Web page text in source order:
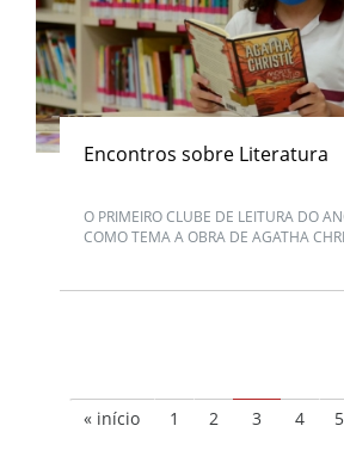
Encontros sobre Literatura
O PRIMEIRO CLUBE DE LEITURA DO
COMO TEMA A OBRA DE AGATHA
« início 1 2 3 4 5